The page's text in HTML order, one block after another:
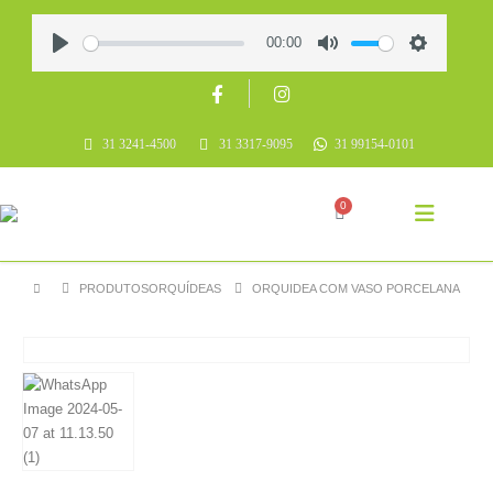
00:00
31 3241-4500 31 3317-9095 31 99154-0101
0
PRODUTOSORQUÍDEAS ORQUIDEA COM VASO PORCELANA